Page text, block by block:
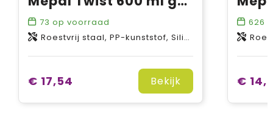
73 op voorraad
Roestvrij staal, PP-kunststof, Siliconen kunststof
€ 17,54 Bekijk
626
€